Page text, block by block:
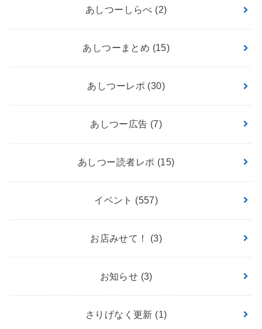
あしつーしらべ (2)
あしつーまとめ (15)
あしつーレポ (30)
あしつー広告 (7)
あしつー読者レポ (15)
イベント (557)
お店みせて！ (3)
お知らせ (3)
さりげなく更新 (1)